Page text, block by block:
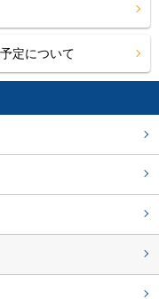
定について